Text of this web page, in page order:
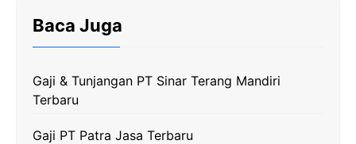
o
o
e
r
r
a
p
k
Baca Juga
Gaji & Tunjangan PT Sinar Terang Mandiri
Terbaru
Gaji PT Patra Jasa Terbaru